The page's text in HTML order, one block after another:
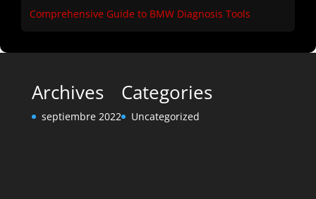
Comprehensive Guide to BMW Diagnosis Tools
Archives
septiembre 2022
Categories
Uncategorized